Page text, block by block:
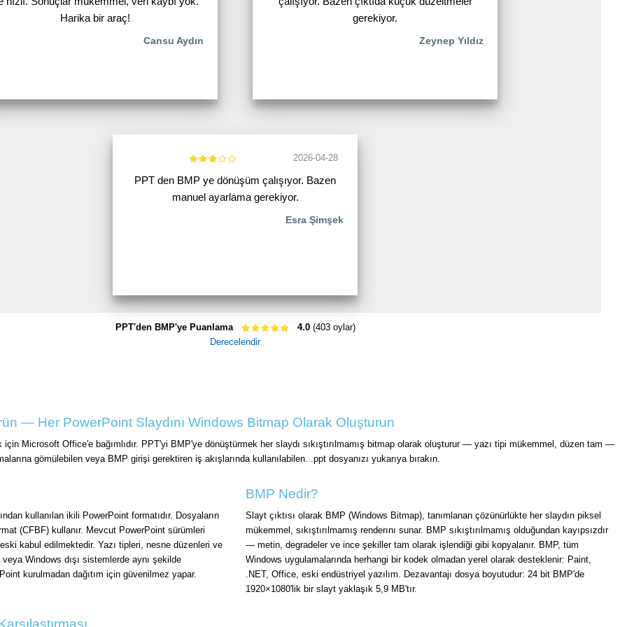
Harika bir araç!
Cansu Aydın
gerekiyor.
Zeynep Yıldız
2026-04-28
PPT den BMP ye dönüşüm çalışıyor. Bazen
manuel ayarlama gerekiyor.
Esra Şimşek
PPT'den BMP'ye Puanlama 4.0(403 oylar)
Derecelendir
— Her PowerPoint Slaydını Windows Bitmap Olarak Oluşturun
için Microsoft Office'e bağımlıdır. PPT'yi BMP'ye dönüştürmek her slaydı sıkıştırılmamış bitmap olarak oluşturur — yazı tipi mükemmel, düzen tam —
gömülebilen veya BMP girişi gerektiren iş akışlarında kullanılabilen. .ppt dosyanızı yukarıya bırakın.
kullanılan ikili PowerPoint formatıdır. Dosyaların
(CFBF) kullanır. Mevcut PowerPoint sürümleri
kabul edilmektedir. Yazı tipleri, nesne düzenleri ve
Windows dışı sistemlerde aynı şekilde
kurulmadan dağıtım için güvenilmez yapar.
BMP Nedir?
Slayt çıktısı olarak BMP (Windows Bitmap), tanımlanan çözünürlükte her slaydın piksel
mükemmel, sıkıştırılmamış renderını sunar. BMP sıkıştırılmamış olduğundan kayıpsızdır
— metin, degradeler ve ince şekiller tam olarak işlendiği gibi kopyalanır. BMP, tüm
Windows uygulamalarında herhangi bir kodek olmadan yerel olarak desteklenir: Paint,
.NET, Office, eski endüstriyel yazılım. Dezavantajı dosya boyutudur: 24 bit BMP'de
1920×1080'lik bir slayt yaklaşık 5,9 MB'tır.